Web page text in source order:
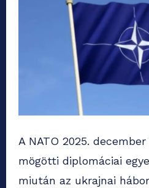
A NATO 2025.
mögötti diplomáciai
miután az ukrajnai